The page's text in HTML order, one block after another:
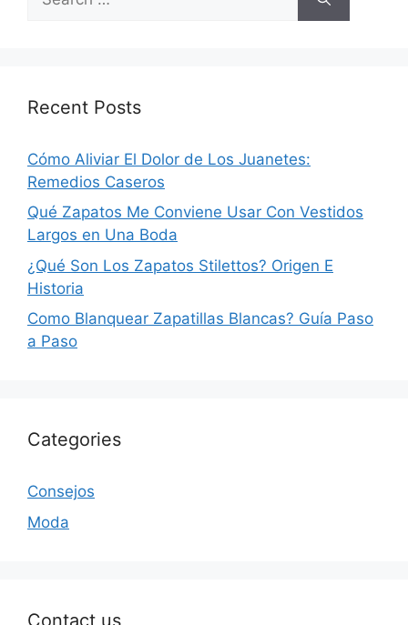
for:
Recent Posts
Cómo Aliviar El Dolor de Los Juanetes:
Remedios Caseros
Qué Zapatos Me Conviene Usar Con Vestidos
Largos en Una Boda
¿Qué Son Los Zapatos Stilettos? Origen E
Historia
Como Blanquear Zapatillas Blancas? Guía Paso
a Paso
Categories
Consejos
Moda
Contact us